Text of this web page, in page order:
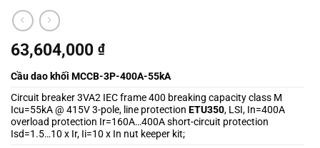
63,604,000 ₫
Cầu dao khối MCCB-3P-400A-55kA
Circuit breaker 3VA2 IEC frame 400 breaking capacity class M
Icu=55kA @ 415V 3-pole, line protection ETU350, LSI, In=400A
overload protection Ir=160A…400A short-circuit protection
Isd=1.5…10 x Ir, Ii=10 x In nut keeper kit;